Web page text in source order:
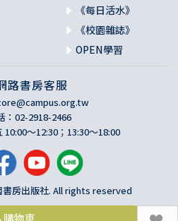
《每日活水》
《校園雜誌》
OPEN學習
路書房客服
：02-2918-2466
～12:30；13:30～18:00
房出版社. All rights reserved
物車